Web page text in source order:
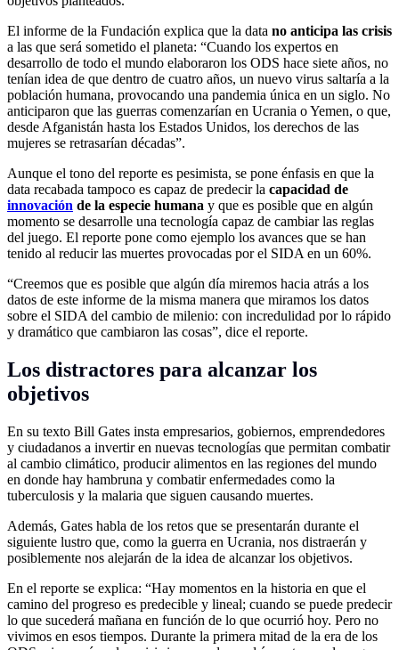
El informe de la Fundación explica que la data no anticipa las crisis
a las que será sometido el planeta: “Cuando los expertos en
desarrollo de todo el mundo elaboraron los ODS hace siete años, no
tenían idea de que dentro de cuatro años, un nuevo virus saltaría a la
población humana, provocando una pandemia única en un siglo. No
anticiparon que las guerras comenzarían en Ucrania o Yemen, o que,
desde Afganistán hasta los Estados Unidos, los derechos de las
mujeres se retrasarían décadas”.
Aunque el tono del reporte es pesimista, se pone énfasis en que la
data recabada tampoco es capaz de predecir la capacidad de
innovación de la especie humana y que es posible que en algún
momento se desarrolle una tecnología capaz de cambiar las reglas
del juego. El reporte pone como ejemplo los avances que se han
tenido al reducir las muertes provocadas por el SIDA en un 60%.
“Creemos que es posible que algún día miremos hacia atrás a los
datos de este informe de la misma manera que miramos los datos
sobre el SIDA del cambio de milenio: con incredulidad por lo rápido
y dramático que cambiaron las cosas”, dice el reporte.
Los distractores para alcanzar los
objetivos
En su texto Bill Gates insta empresarios, gobiernos, emprendedores
y ciudadanos a invertir en nuevas tecnologías que permitan combatir
al cambio climático, producir alimentos en las regiones del mundo
en donde hay hambruna y combatir enfermedades como la
tuberculosis y la malaria que siguen causando muertes.
Además, Gates habla de los retos que se presentarán durante el
siguiente lustro que, como la guerra en Ucrania, nos distraerán y
posiblemente nos alejarán de la idea de alcanzar los objetivos.
En el reporte se explica: “Hay momentos en la historia en que el
camino del progreso es predecible y lineal; cuando se puede predecir
lo que sucederá mañana en función de lo que ocurrió hoy. Pero no
vivimos en esos tiempos. Durante la primera mitad de la era de los